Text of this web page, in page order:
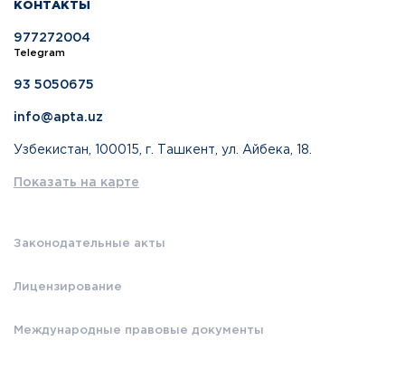
КОНТАКТЫ
977272004
Telegram
93 5050675
info@apta.uz
Узбекистан, 100015, г. Ташкент, ул. Айбека, 18.
Показать на карте
Законодательные акты
Лицензирование
Международные правовые документы